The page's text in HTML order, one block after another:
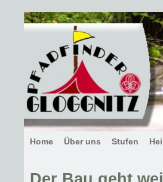
Home Über uns Stufen